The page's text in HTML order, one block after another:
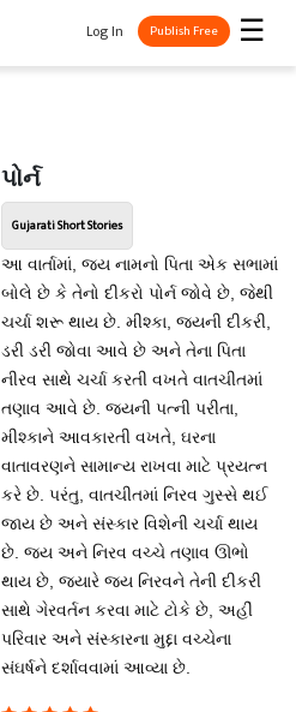
☰
Log In Publish Free
પોર્ન
Gujarati Short Stories
આ વાર્તામાં, જય નામનો પિતા એક સભામાં
બોલે છે કે તેનો દીકરો પોર્ન જોવે છે, જેથી
ચર્ચા શરૂ થાય છે. મીશ્કા, જયની દીકરી,
ડરી ડરી જોવા આવે છે અને તેના પિતા
નીરવ સાથે ચર્ચા કરતી વખતે વાતચીતમાં
તણાવ આવે છે. જયની પત્ની પરીતા,
મીશ્કાને આવકારતી વખતે, ઘરના
વાતાવરણને સામાન્ય રાખવા માટે પ્રયત્ન
કરે છે. પરંતુ, વાતચીતમાં નિરવ ગુસ્સે થઈ
જાય છે અને સંસ્કાર વિશેની ચર્ચા થાય
છે. જય અને નિરવ વચ્ચે તણાવ ઊભો
થાય છે, જ્યારે જય નિરવને તેની દીકરી
સાથે ગેરવર્તન કરવા માટે ટોકે છે, અહીં
પરિવાર અને સંસ્કારના મુદ્દા વચ્ચેના
સંઘર્ષને દર્શાવવામાં આવ્યા છે.